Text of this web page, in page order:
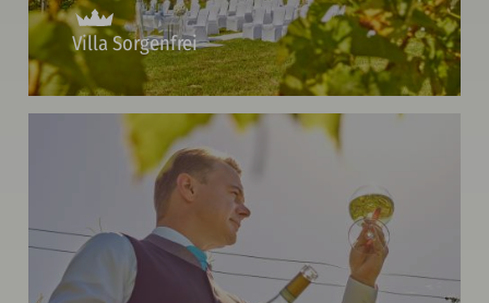
Villa Sorgenfrei